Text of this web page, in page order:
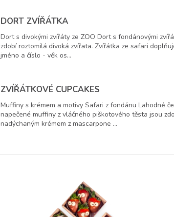
DORT ZVÍŘÁTKA
Dort s divokými zvířáty ze ZOO Dort s fondánovými
zdobí roztomilá divoká zvířata. Zvířátka ze safari
jméno a číslo - věk os...
ZVÍŘÁTKOVÉ CUPCAKES
Muffiny s krémem a motivy Safari z fondánu Lahodné
napečené muffiny z vláčného piškotového těsta jsou
nadýchaným krémem z mascarpone ...